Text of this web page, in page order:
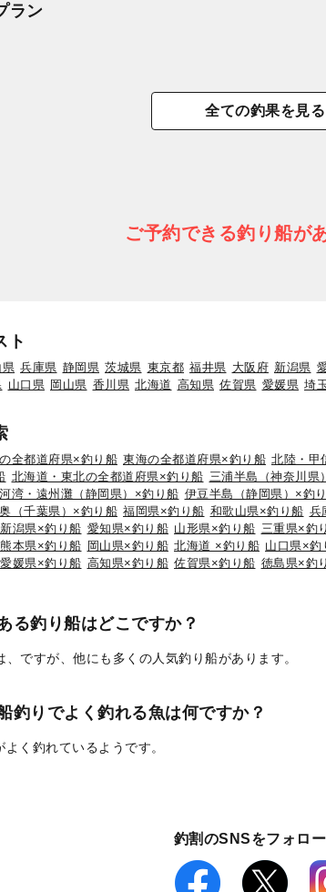
ラン
全ての釣果を見る
ご予約できる釣り船が
ト
県 兵庫県 静岡県 茨城県 東京都 福井県 大阪府 新潟県
山口県 岡山県 香川県 北海道 高知県 佐賀県 愛媛県 埼
全都道府県×釣り船 東海の全都道府県×釣り船 北陸・甲
北海道・東北の全都道府県×釣り船 三浦半島（神奈川県
湾・遠州灘（静岡県）×釣り船 伊豆半島（静岡県）×釣
（千葉県）×釣り船 福岡県×釣り船 和歌山県×釣り船 兵
新潟県×釣り船 愛知県×釣り船 山形県×釣り船 三重県×釣
熊本県×釣り船 岡山県×釣り船 北海道 ×釣り船 山口県×釣
愛媛県×釣り船 高知県×釣り船 佐賀県×釣り船 徳島県×釣
る釣り船はどこですか？
ですが、他にも多くの人気釣り船があります。
釣りでよく釣れる魚は何ですか？
く釣れているようです。
釣割のSNSをフォロ